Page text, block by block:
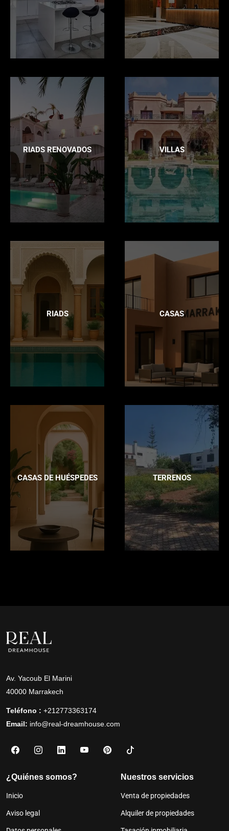
RIADS RENOVADOS VILLAS
RIADS CASAS
CASAS DE HUÉSPEDES TERRENOS
Av. Yacoub El Marini
40000 Marrakech
Teléfono : +212773363174
Email: info@real-dreamhouse.com
¿Quiénes somos?
Inicio
Aviso legal
Nuestros servicios
Venta de propiedades
Alquiler de propiedades